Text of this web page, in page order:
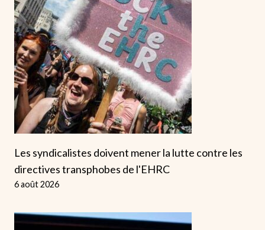
Les syndicalistes doivent mener la lutte contre les
directives transphobes de l'EHRC
6 août 2026